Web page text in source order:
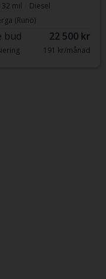
mil
Diesel
(Runö)
bud 22 500 kr
191 kr/månad